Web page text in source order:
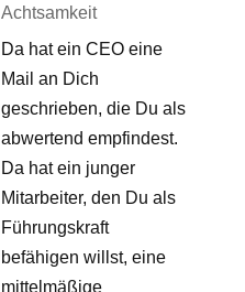
Achtsamkeit
Da hat ein CEO eine
Mail an Dich
geschrieben, die Du als
abwertend empfindest.
Da hat ein junger
Mitarbeiter, den Du als
Führungskraft
befähigen willst, eine
mittelmäßige